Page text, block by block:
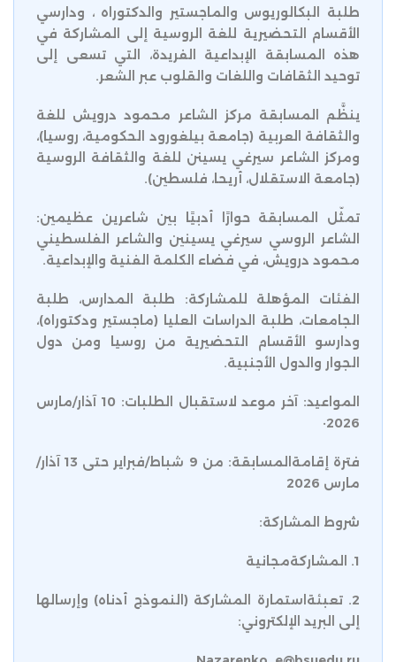
طلبة البكالوريوس والماجستير والدكتوراه ، ودارسي
الأقسام التحضيرية للغة الروسية إلى المشاركة في
هذه المسابقة الإبداعية الفريدة، التي تسعى إلى
توحيد الثقافات واللغات والقلوب عبر الشعر.
ينظَّم المسابقة مركز الشاعر محمود درويش للغة
والثقافة العربية (جامعة بيلغورود الحكومية، روسيا)،
ومركز الشاعر سيرغي يسينن للغة والثقافة الروسية
(جامعة الاستقلال، أريحا، فلسطين).
تمثّل المسابقة حوارًا أدبيًا بين شاعرين عظيمين:
الشاعر الروسي سيرغي يسينين والشاعر الفلسطيني
محمود درويش، في فضاء الكلمة الفنية والإبداعية.
الفئات المؤهلة للمشاركة: طلبة المدارس، طلبة
الجامعات، طلبة الدراسات العليا (ماجستير ودكتوراه)،
ودارسو الأقسام التحضيرية من روسيا ومن دول
الجوار والدول الأجنبية.
المواعيد: آخر موعد لاستقبال الطلبات: 10 آذار/مارس
2026·
فترة إقامةالمسابقة: من 9 شباط/فبراير حتى 13 آذار/
مارس 2026
شروط المشاركة:
1. المشاركةمجانية
2. تعبئةاستمارة المشاركة (النموذج أدناه) وإرسالها
إلى البريد الإلكتروني: